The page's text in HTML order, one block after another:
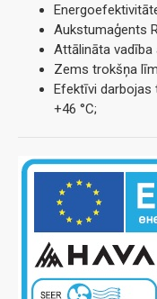
Aukstumaģents
Attālināta vadība
Zems trokšņa
Efektīvi darbojas
+46 °C;